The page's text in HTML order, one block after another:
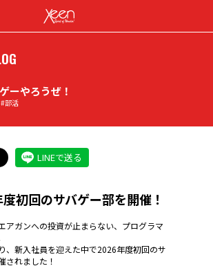
ーやろうぜ！
部活
LINEで送る
初回のサバゲー部を開催 ！
アガンへの投資が止まらない、プログラマ
、新入社員を迎えた中で2026年度初回のサ
されました！